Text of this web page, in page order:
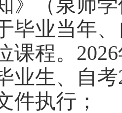
》（泉师
毕业当年
课程。
业生、自
件执行；